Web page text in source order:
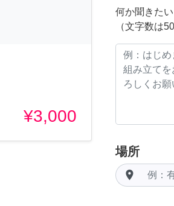
¥3,000
何か聞きた
（文字数は
場所
room